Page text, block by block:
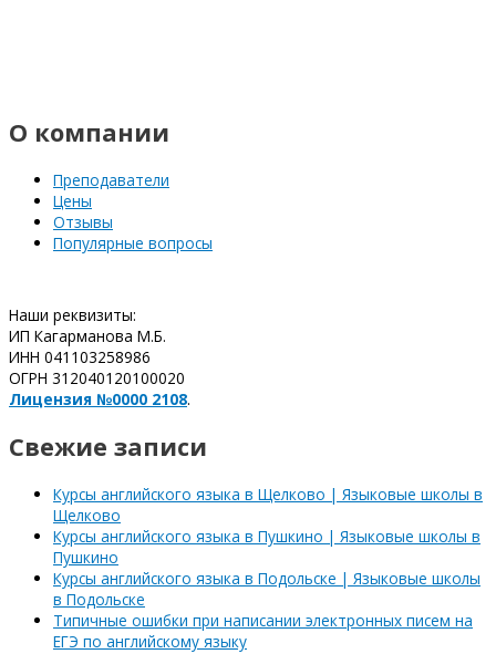
О компании
Преподаватели
Цены
Отзывы
Популярные вопросы
Наши реквизиты:
ИП Кагарманова М.Б.
ИНН 041103258986
ОГРН 312040120100020
Лицензия №0000 2108.
Свежие записи
Курсы английского языка в Щелково | Языковые школы в
Щелково
Курсы английского языка в Пушкино | Языковые школы в
Пушкино
Курсы английского языка в Подольске | Языковые школы
в Подольске
Типичные ошибки при написании электронных писем на
ЕГЭ по английскому языку